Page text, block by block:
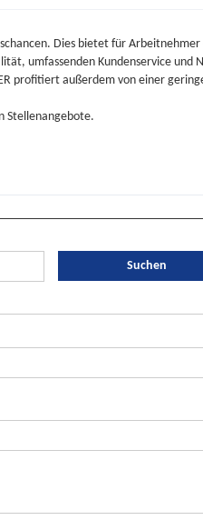
Dies bietet für Arbeitnehmer
, umfassenden Kundenservice und
außerdem von einer
Stellenangebote.
Suchen